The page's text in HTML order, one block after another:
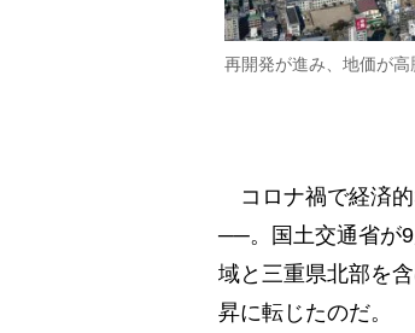
再開発が進み、地価が高
コロナ禍で経済的
──。国土交通省が
域と三重県北部を
昇に転じたのだ。